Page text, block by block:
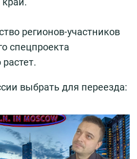
регионов-участников
спецпроекта
выбрать для переезда: